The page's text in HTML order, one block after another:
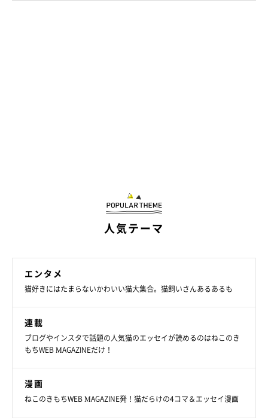
人気テーマ
エンタメ
猫好きにはたまらないかわいい猫大集合。猫飼いさんあるあるも
連載
ブログやインスタで話題の人気猫のエッセイが読めるのはねこのき
もちWEB MAGAZINEだけ！
漫画
ねこのきもちWEB MAGAZINE発！猫だらけの4コマ＆エッセイ漫画